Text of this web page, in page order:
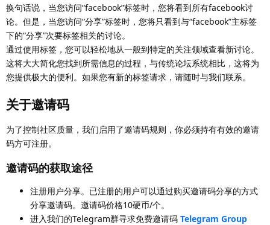
换句话说，当您访问“facebook”标签时，您将看到所有facebook讨
论。但是，当您访问“分享”标签时，您将只看到与“facebook”主标签
下的“分享”次要标签相关的讨论。
通过使用标签，您可以轻松地从一般到特定的关注领域查看新讨论。
这将大大简化您找到所需信息的过程，与传统论坛系统相比，这将为
您提供极大的便利。如果您有新的标签请求，请随时与我们联系。
关于邀请码
为了控制社区质量，我们启用了邀请码规则，你必须持有有效的邀请
码方可注册。
邀请码的获取途径
注册用户分享。已注册的用户可以通过购买邀请码分享的方式
分享邀请码。邀请码价格10硬币/个。
进入我们的Telegram群寻求免费邀请码 Telegram Group